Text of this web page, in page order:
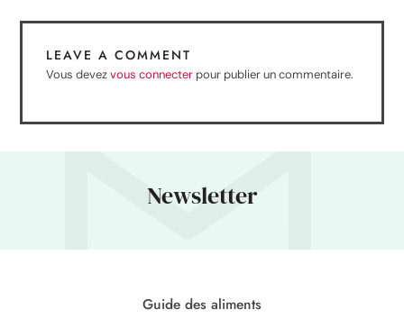
LEAVE A COMMENT
Vous devezvous connecter pour publier un commentaire.
Newsletter
Guide des aliments